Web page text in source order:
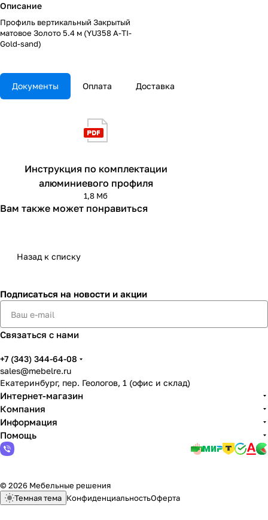
Описание
Профиль вертикальный Закрытый
матовое Золото 5.4 м (YU358 A-TI-
Gold-sand)
Документы Оплата Доставка
Инструкция по комплектации
алюминиевого профиля
1,8 Мб
Вам также может понравиться
Назад к списку
Подписаться на новости и акции
Связаться с нами
+7 (343) 344-64-08
sales@mebelre.ru
Екатеринбург, пер. Геологов, 1 (офис и склад)
Интернет-магазин
Компания
Информация
Помощь
© 2026 Мебельные решения
Темная тема КонфиденциальностьОферта